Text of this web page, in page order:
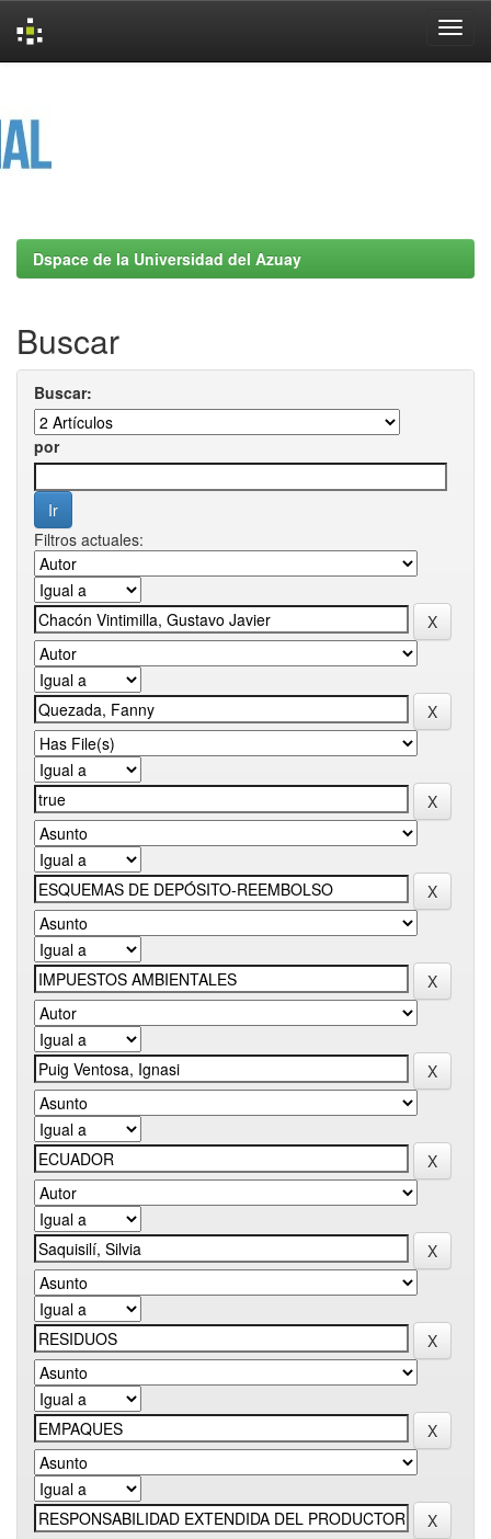
Dspace de la Universidad del Azuay
Buscar
Buscar:
por
Filtros actuales: